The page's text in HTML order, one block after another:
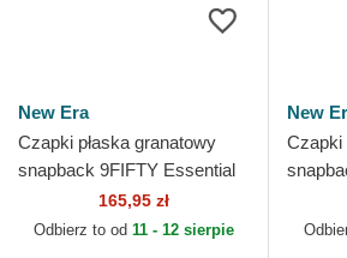
New Era
Czapki płaska granatowy
snapback 9FIFTY Essential
Atlanta Braves MLB New Era
165,95 zł
Odbierz to od 11 - 12 sierpie
New
Czapki
New